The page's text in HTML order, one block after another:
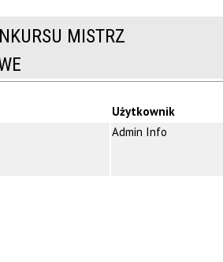
MISTRZ
Użytkownik
Admin Info